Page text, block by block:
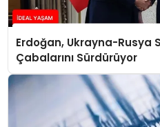
Erdoğan, Ukrayna-Rusya
Çabalarını Sürdürüyor